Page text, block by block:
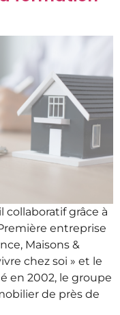
collaboratif grâce à
entreprise
Maisons &
chez soi » et le
en 2002, le groupe
de près de